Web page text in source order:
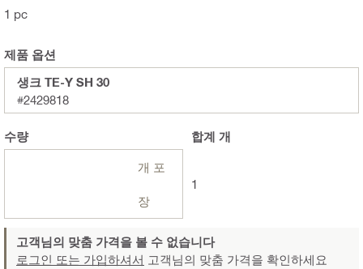
1 pc
제품 옵션
생크 TE-Y SH 30
#2429818
수량
개 포
장
합계 개
1
고객님의 맞춤 가격을 볼 수 없습니다
로그인 또는 가입하셔서 고객님의 맞춤 가격을 확인하세요